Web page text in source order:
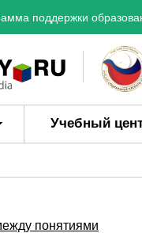
поддержки
Учебный
понятиями